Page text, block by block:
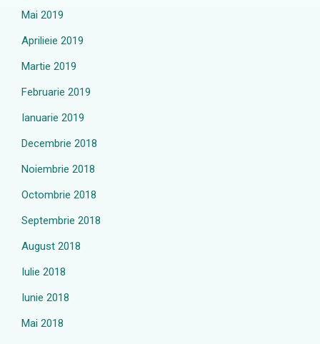
Mai 2019
Aprilieie 2019
Martie 2019
Februarie 2019
Ianuarie 2019
Decembrie 2018
Noiembrie 2018
Octombrie 2018
Septembrie 2018
August 2018
Iulie 2018
Iunie 2018
Mai 2018